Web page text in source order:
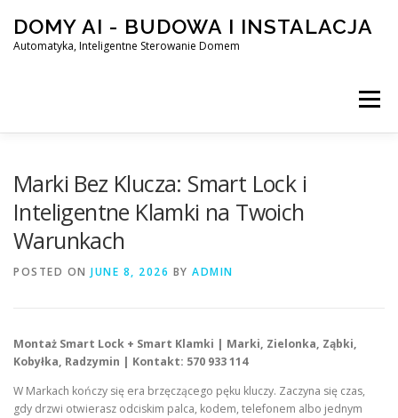
content
DOMY AI - BUDOWA I INSTALACJA
Automatyka, Inteligentne Sterowanie Domem
Menu
SMART DOM AI – AUTOMATYKA, INTELIGENTNE
Marki Bez Klucza: Smart Lock i
Inteligentne Klamki na Twoich
Warunkach
POSTED ON JUNE 8, 2026 BY ADMIN
Montaż Smart Lock + Smart Klamki | Marki, Zielonka, Ząbki,
Kobyłka, Radzymin | Kontakt: 570 933 114
W Markach kończy się era brzęczącego pęku kluczy. Zaczyna się czas,
gdy drzwi otwierasz odciskim palca, kodem, telefonem albo jednym